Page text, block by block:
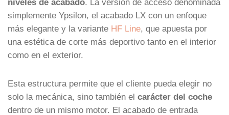
niveles de acabado. La versión de acceso denominada
simplemente Ypsilon, el acabado LX con un enfoque
más elegante y la variante HF Line, que apuesta por
una estética de corte más deportivo tanto en el interior
como en el exterior.
Esta estructura permite que el cliente pueda elegir no
solo la mecánica, sino también el carácter del coche
dentro de un mismo motor. El acabado de entrada